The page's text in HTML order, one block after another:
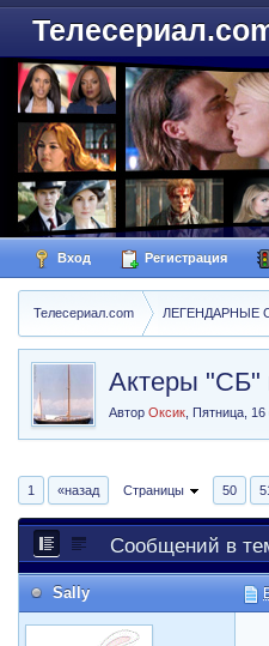
Вход Регистрация
Телесериал.com ЛЕГЕНДАРНЫЕ
Актеры "СБ"
АвторОксик ,Пятница,
1 «назад Страницы 50
Сообщений в
Sally